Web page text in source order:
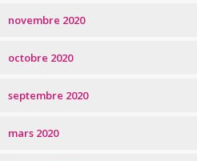
novembre 2020
octobre 2020
septembre 2020
mars 2020